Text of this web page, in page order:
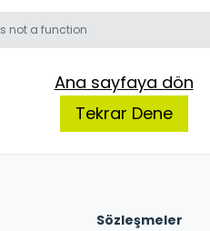
not a function
Ana sayfaya dön
Tekrar Dene
Sözleşmeler